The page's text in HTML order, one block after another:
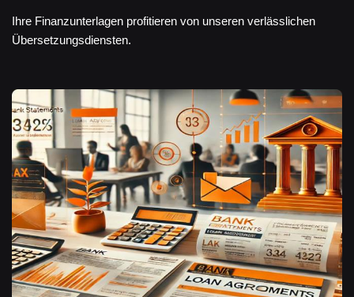
Ihre Finanzunterlagen profitieren von unseren verlässlichen
Übersetzungsdiensten.